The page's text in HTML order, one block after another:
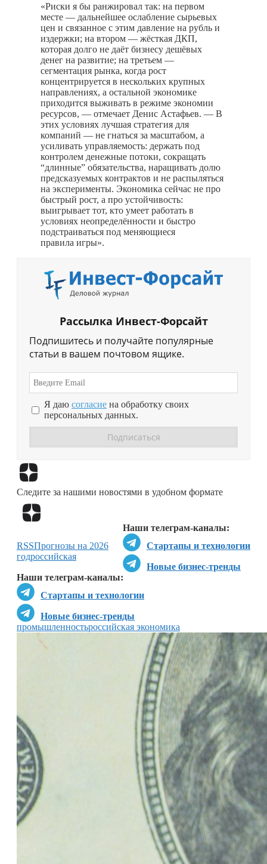
«Риски я бы ранжировал так: на первом
месте — дальнейшее ослабление сырьевых
цен и связанное с этим давление на рубль и
издержки; на втором — жёсткая ДКП,
которая долго не даёт бизнесу дешёвых
денег на развитие; на третьем —
сегментация рынка, когда рост
концентрируется в нескольких крупных
направлениях, а остальной экономике
приходится выживать в режиме экономии
ресурсов, — отмечает Денис Астафьев. — В
этих условиях лучшая стратегия для
компаний — не гнаться за масштабом, а
усиливать управляемость: держать под
контролем денежные потоки, сокращать
“длинные” обязательства, наращивать долю
предсказуемых контрактов и не распыляться
на эксперименты. Экономика сейчас не про
быстрый рост, а про устойчивость:
выигрывает тот, кто умеет работать в
условиях неопределённости и быстро
подстраиваться под меняющиеся
правила игры».
Рассылка Инвест-Форсайт
Подпишитесь и получайте популярные
статьи в вашем почтовом ящике.
Я даю согласие на обработку своих
персональных данных.
Следите за нашими новостями в удобном формате
Наши телеграм-каналы:
Стартапы и технологии
Новые бизнес-тренды
Наши телеграм-каналы:
Стартапы и технологии
Новые бизнес-тренды
RSSПрогнозы на 2026
годроссийская
промышленностьроссийская экономика